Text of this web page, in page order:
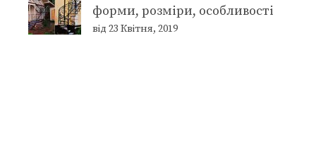
форми, розміри, особливості
від 23 Квітня, 2019